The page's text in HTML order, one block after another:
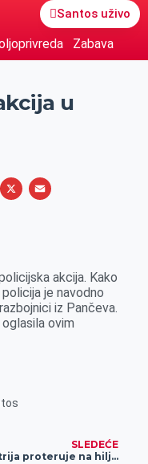
Santos uživo
Zabava
u
X
E
l
akcija. Kako
je navodno
iz Pančeva.
ovim
SLEDEĆE
Austrija proteruje na hiljade ljudi: Najviše Srbe, Slovake…